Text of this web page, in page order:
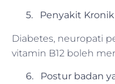
5. Penyakit Kronik
Diabetes, neuropati
vitamin B12 boleh
6. Postur badan